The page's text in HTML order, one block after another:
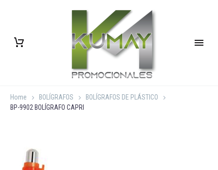
Home BOLÍGRAFOS
BOLÍGRAFOS DE PLÁSTICO
BP-9902 BOLÍGRAFO CAPRI